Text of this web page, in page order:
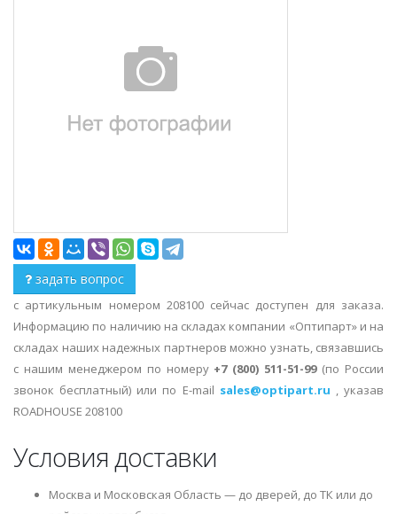
задать вопрос
с артикульным номером 208100 сейчас доступен для заказа.
Информацию по наличию на складах компании «Оптипарт» и на
складах наших надежных партнеров можно узнать, связавшись
с нашим менеджером по номеру +7 (800) 511-51-99(по России
звонок бесплатный) или по E-mail sales@optipart.ru , указав
ROADHOUSE 208100
Условия доставки
Москва и Московская Область — до дверей, до ТК или до